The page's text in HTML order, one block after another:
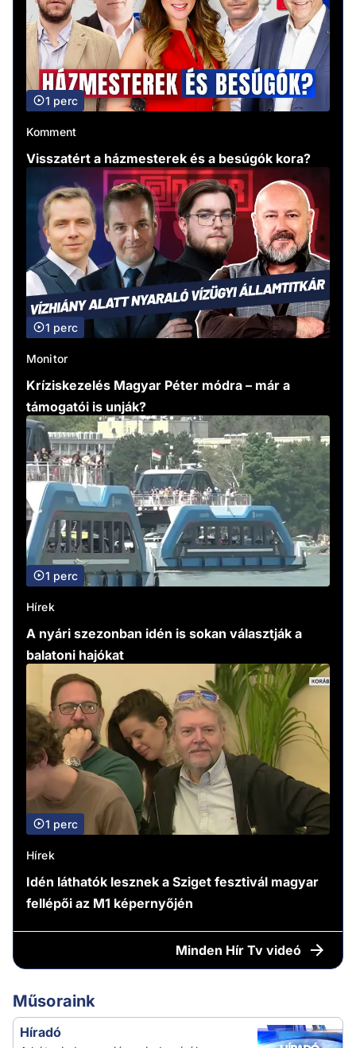
1 perc
Komment
Visszatért a házmesterek és a besúgók kora?
1 perc
Monitor
Kríziskezelés Magyar Péter módra – már a
támogatói is unják?
1 perc
Hírek
A nyári szezonban idén is sokan választják a
balatoni hajókat
1 perc
Hírek
Idén láthatók lesznek a Sziget fesztivál magyar
fellépői az M1 képernyőjén
Minden Hír Tv videó
Műsoraink
Híradó